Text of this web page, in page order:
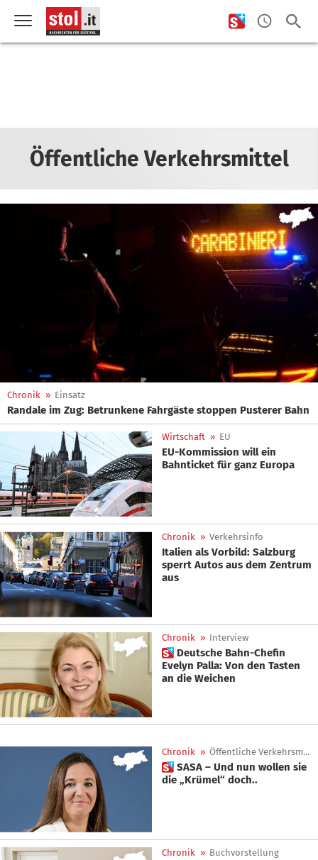
Öffentliche Verkehrsmittel
Chronik » Einsatz
Randale im Zug: Betrunkene Fahrgäste stoppen Pusterer Bahn
Wirtschaft » EU
EU-Kommission will ein
Bahnticket für ganz Europa
Chronik » Verkehrsinfo
Italien als Vorbild: Salzburg
sperrt Autos aus dem Zentrum
aus
Chronik » Interview
 Deutsche Bahn-Chefin
Evelyn Palla: Von den Tasten
an die Weichen
Chronik » Öffentliche Verkehrsmittel
 SASA – Und nun wollen sie
die „Krümel“ doch..
Chronik » Buchvorstellung